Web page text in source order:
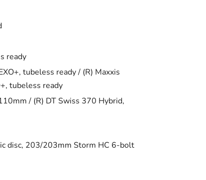
ready
tubeless ready / (R) Maxxis
tubeless ready
/ (R) DT Swiss 370 Hybrid,
disc, 203/203mm Storm HC 6-bolt